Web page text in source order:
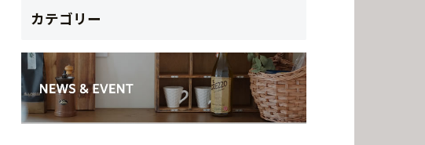
カテゴリー